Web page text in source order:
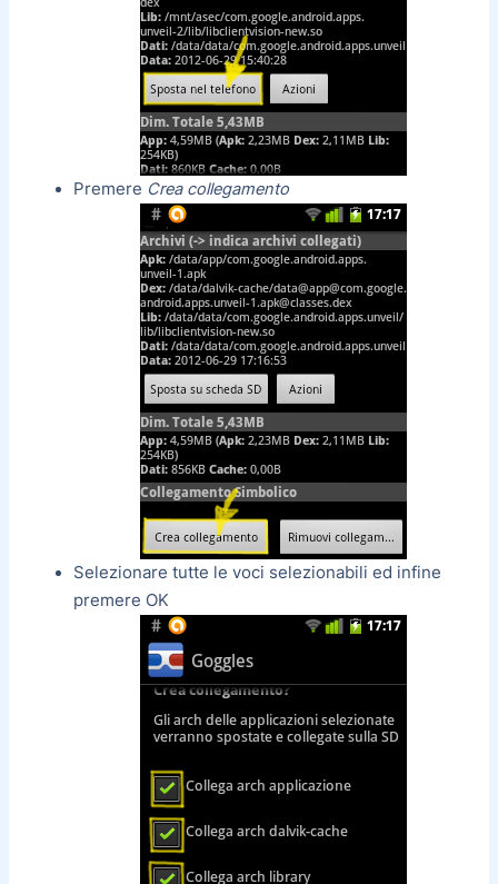
Premere Crea collegamento
Selezionare tutte le voci selezionabili ed infine
premere OK